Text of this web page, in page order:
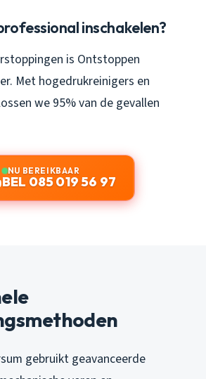
inschakelen?
is Ontstoppen
Met hogedrukreinigers en
we 95% van de gevallen
NU BEREIKBAAR
BEL 085 019 56 97
gebruikt geavanceerde